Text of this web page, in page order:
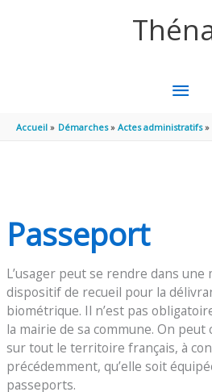
MENU
Accueil Démarches Actes administratifs
Passeport
L’usager peut se rendre dans une
dispositif de recueil pour la
biométrique. Il n’est pas
la mairie de sa commune. On
sur tout le territoire français, à
précédemment, qu’elle soit
passeports.